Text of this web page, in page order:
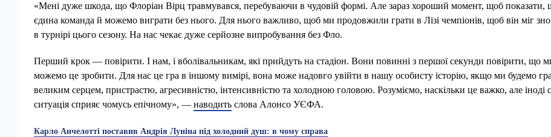
«Мені дуже шкода, що Флоріан Вірц травмувався, перебуваючи в чудовій формі. Але зараз хороший момент, щоб показати,
єдина команда й можемо виграти без нього. Для нього важливо, щоб ми продовжили грати в Лізі чемпіонів, щоб він міг
в турнірі цього сезону. На нас чекає дуже серйозне випробування без Фло.
Перший крок — повірити. І нам, і вболівальникам, які прийдуть на стадіон. Вони повинні з першої секунди повірити, що
можемо це зробити. Для нас це гра в іншому вимірі, вона може надовго увійти в нашу особисту історію, якщо ми будемо
великим серцем, пристрастю, агресивністю, інтенсивністю та холодною головою. Розуміємо, наскільки це важко, але іноді
ситуація сприяє чомусь епічному», — наводить слова Алонсо УЄФА.
Карло Анчелотті поставив Андрія Луніна під холодний душ: в чому справа